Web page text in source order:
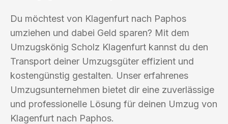
Du möchtest von Klagenfurt nach Paphos
umziehen und dabei Geld sparen? Mit dem
Umzugskönig Scholz Klagenfurt kannst du den
Transport deiner Umzugsgüter effizient und
kostengünstig gestalten. Unser erfahrenes
Umzugsunternehmen bietet dir eine zuverlässige
und professionelle Lösung für deinen Umzug von
Klagenfurt nach Paphos.